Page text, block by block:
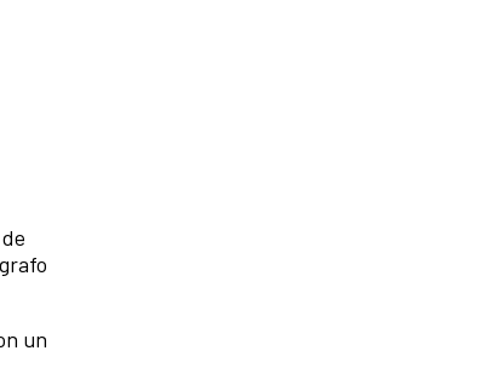
un